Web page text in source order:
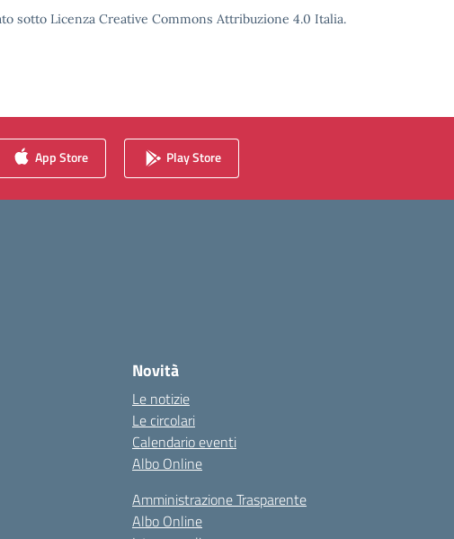
sotto Licenza Creative Commons Attribuzione 4.0 Italia.
App Store Play Store
Novità
Le notizie
Le circolari
Calendario eventi
Albo Online
Amministrazione Trasparente
Albo Online